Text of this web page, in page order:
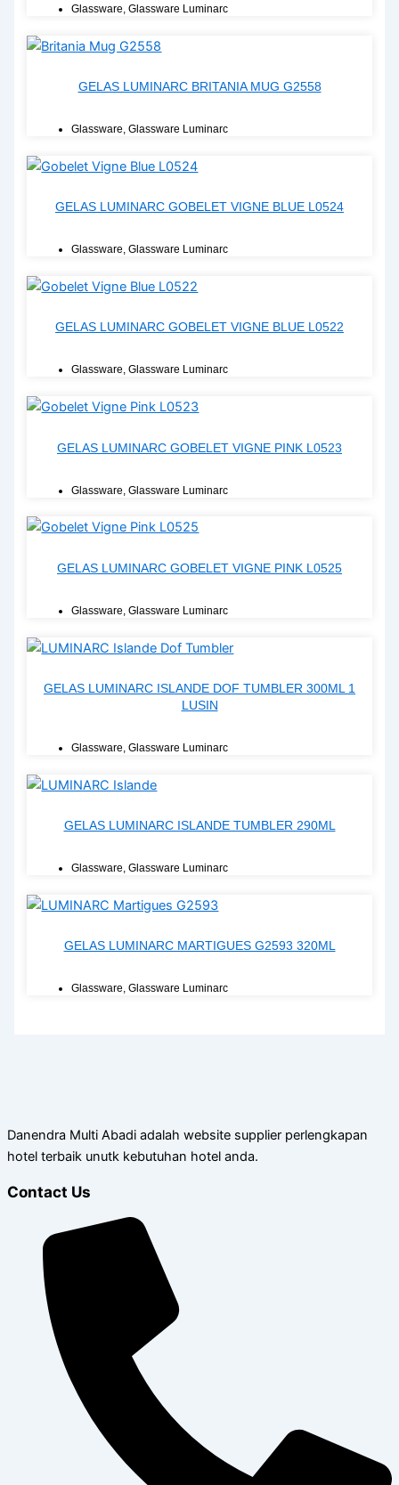
Glassware ,Glassware Luminarc
GELAS LUMINARC BRITANIA MUG G2558
Glassware,Glassware Luminarc
GELAS LUMINARC GOBELET VIGNE BLUE L0524
Glassware,Glassware Luminarc
GELAS LUMINARC GOBELET VIGNE BLUE L0522
Glassware,Glassware Luminarc
GELAS LUMINARC GOBELET VIGNE PINK L0523
Glassware ,Glassware Luminarc
GELAS LUMINARC GOBELET VIGNE PINK L0525
Glassware ,Glassware Luminarc
GELAS LUMINARC ISLANDE DOF TUMBLER 300ML 1
LUSIN
Glassware,Glassware Luminarc
GELAS LUMINARC ISLANDE TUMBLER 290ML
Glassware,Glassware Luminarc
GELAS LUMINARC MARTIGUES G2593 320ML
Glassware,Glassware Luminarc
Danendra Multi Abadi adalah website supplier perlengkapan
hotel terbaik unutk kebutuhan hotel anda.
Contact Us